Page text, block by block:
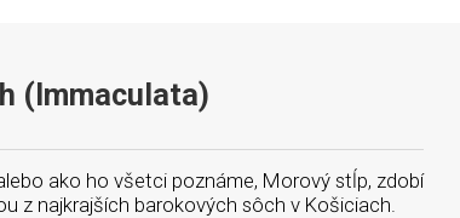
(Immaculata)
ako ho všetci poznáme, Morový stĺp, zdobí
z najkrajších barokových sôch v Košiciach.